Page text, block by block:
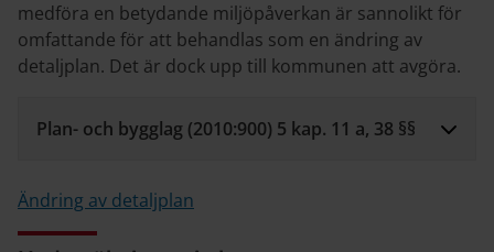
medföra en betydande miljöpåverkan är sannolikt för
omfattande för att behandlas som en ändring av
detaljplan. Det är dock upp till kommunen att avgöra.
Plan- och bygglag (2010:900) 5 kap. 11 a, 38 §§
Ändring av detaljplan